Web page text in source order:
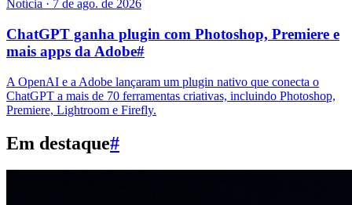
Notícia · 7 de ago. de 2026
ChatGPT ganha plugin com Photoshop, Premiere e
mais apps da Adobe#
A OpenAI e a Adobe lançaram um plugin nativo que conecta o
ChatGPT a mais de 70 ferramentas criativas, incluindo Photoshop,
Premiere, Lightroom e Firefly.
Em destaque#